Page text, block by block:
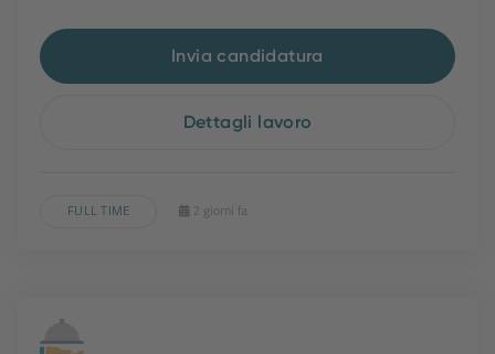
Invia candidatura
Dettagli lavoro
FULL TIME 2 giorni fa